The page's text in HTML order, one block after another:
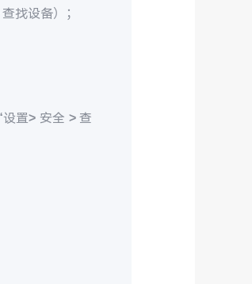
找设备）；
置> 安全 > 查